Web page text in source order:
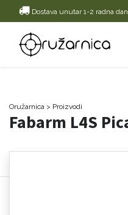
Dostava unutar 1-2 radna
Oružarnica > Proizvodi
Fabarm L4S